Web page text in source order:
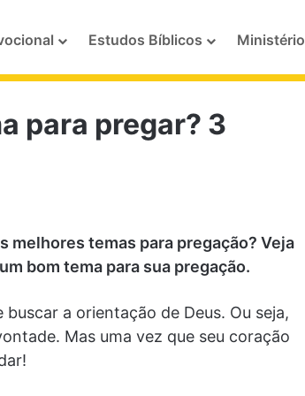
Estudos Bíblicos Ministério
para pregar? 3
melhores temas para pregação? Veja
bom tema para sua pregação.
a orientação de Deus. Ou seja,
Mas uma vez que seu coração